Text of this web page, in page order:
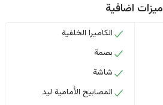
ميزات اضافية
الكاميرا الخلفية
بصمة
شاشة
المصابيح الأمامية ليد